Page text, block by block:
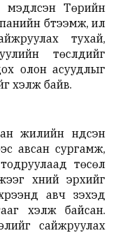
Төрийн
бүтээмж, ил
тухай,
төслүүдийг
олон асуудлыг
хэлж байв.
жилийн үндсэн
авсан сургамж,
төсөл
хүний эрхийг
авч үзэхэд
хэлж байсан.
сайжруулах